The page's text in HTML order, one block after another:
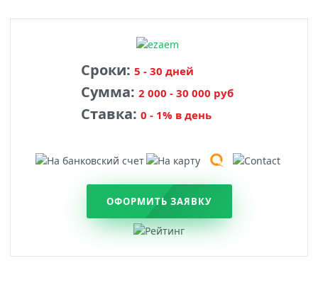
Сроки: 5 - 30 дней
Сумма: 2 000 - 30 000 руб
Ставка: 0 - 1% в день
ОФОРМИТЬ ЗАЯВКУ